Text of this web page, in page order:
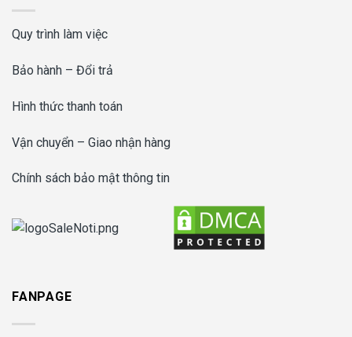
Quy trình làm việc
Bảo hành – Đổi trả
Hình thức thanh toán
Vận chuyển – Giao nhận hàng
Chính sách bảo mật thông tin
FANPAGE